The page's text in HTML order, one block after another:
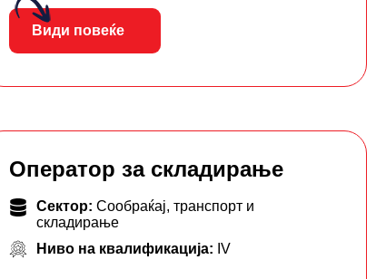
Види повеќе
Оператор за складирање
Сектор: Сообраќај, транспорт и
складирање
Ниво на квалификација: IV